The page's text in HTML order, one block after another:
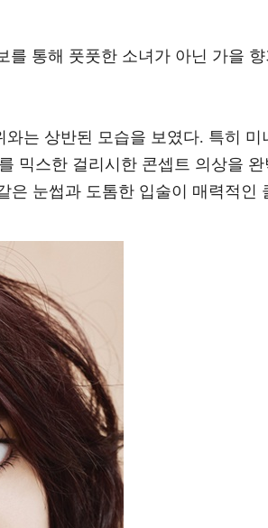
를 통해 풋풋한 소녀가 아닌 가을
는 상반된 모습을 보였다. 특히 미
믹스한 걸리시한 콘셉트 의상을 완
은 눈썹과 도톰한 입술이 매력적인